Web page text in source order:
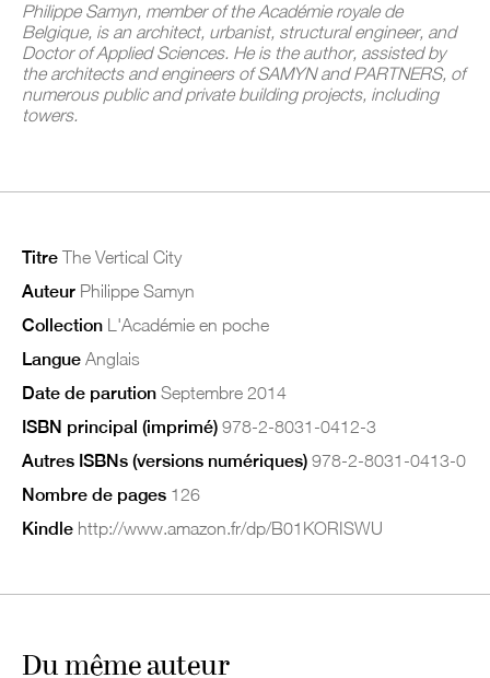
Philippe Samyn, member of the Académie royale de
Belgique, is an architect, urbanist, structural engineer, and
Doctor of Applied Sciences. He is the author, assisted by
the architects and engineers of SAMYN and PARTNERS, of
numerous public and private building projects, including
towers.
Titre The Vertical City
Auteur Philippe Samyn
Collection L'Académie en poche
Langue Anglais
Date de parution Septembre 2014
ISBN principal (imprimé) 978-2-8031-0412-3
Autres ISBNs (versions numériques) 978-2-8031-0413-0
Nombre de pages 126
Kindle http://www.amazon.fr/dp/B01KORISWU
Du même auteur